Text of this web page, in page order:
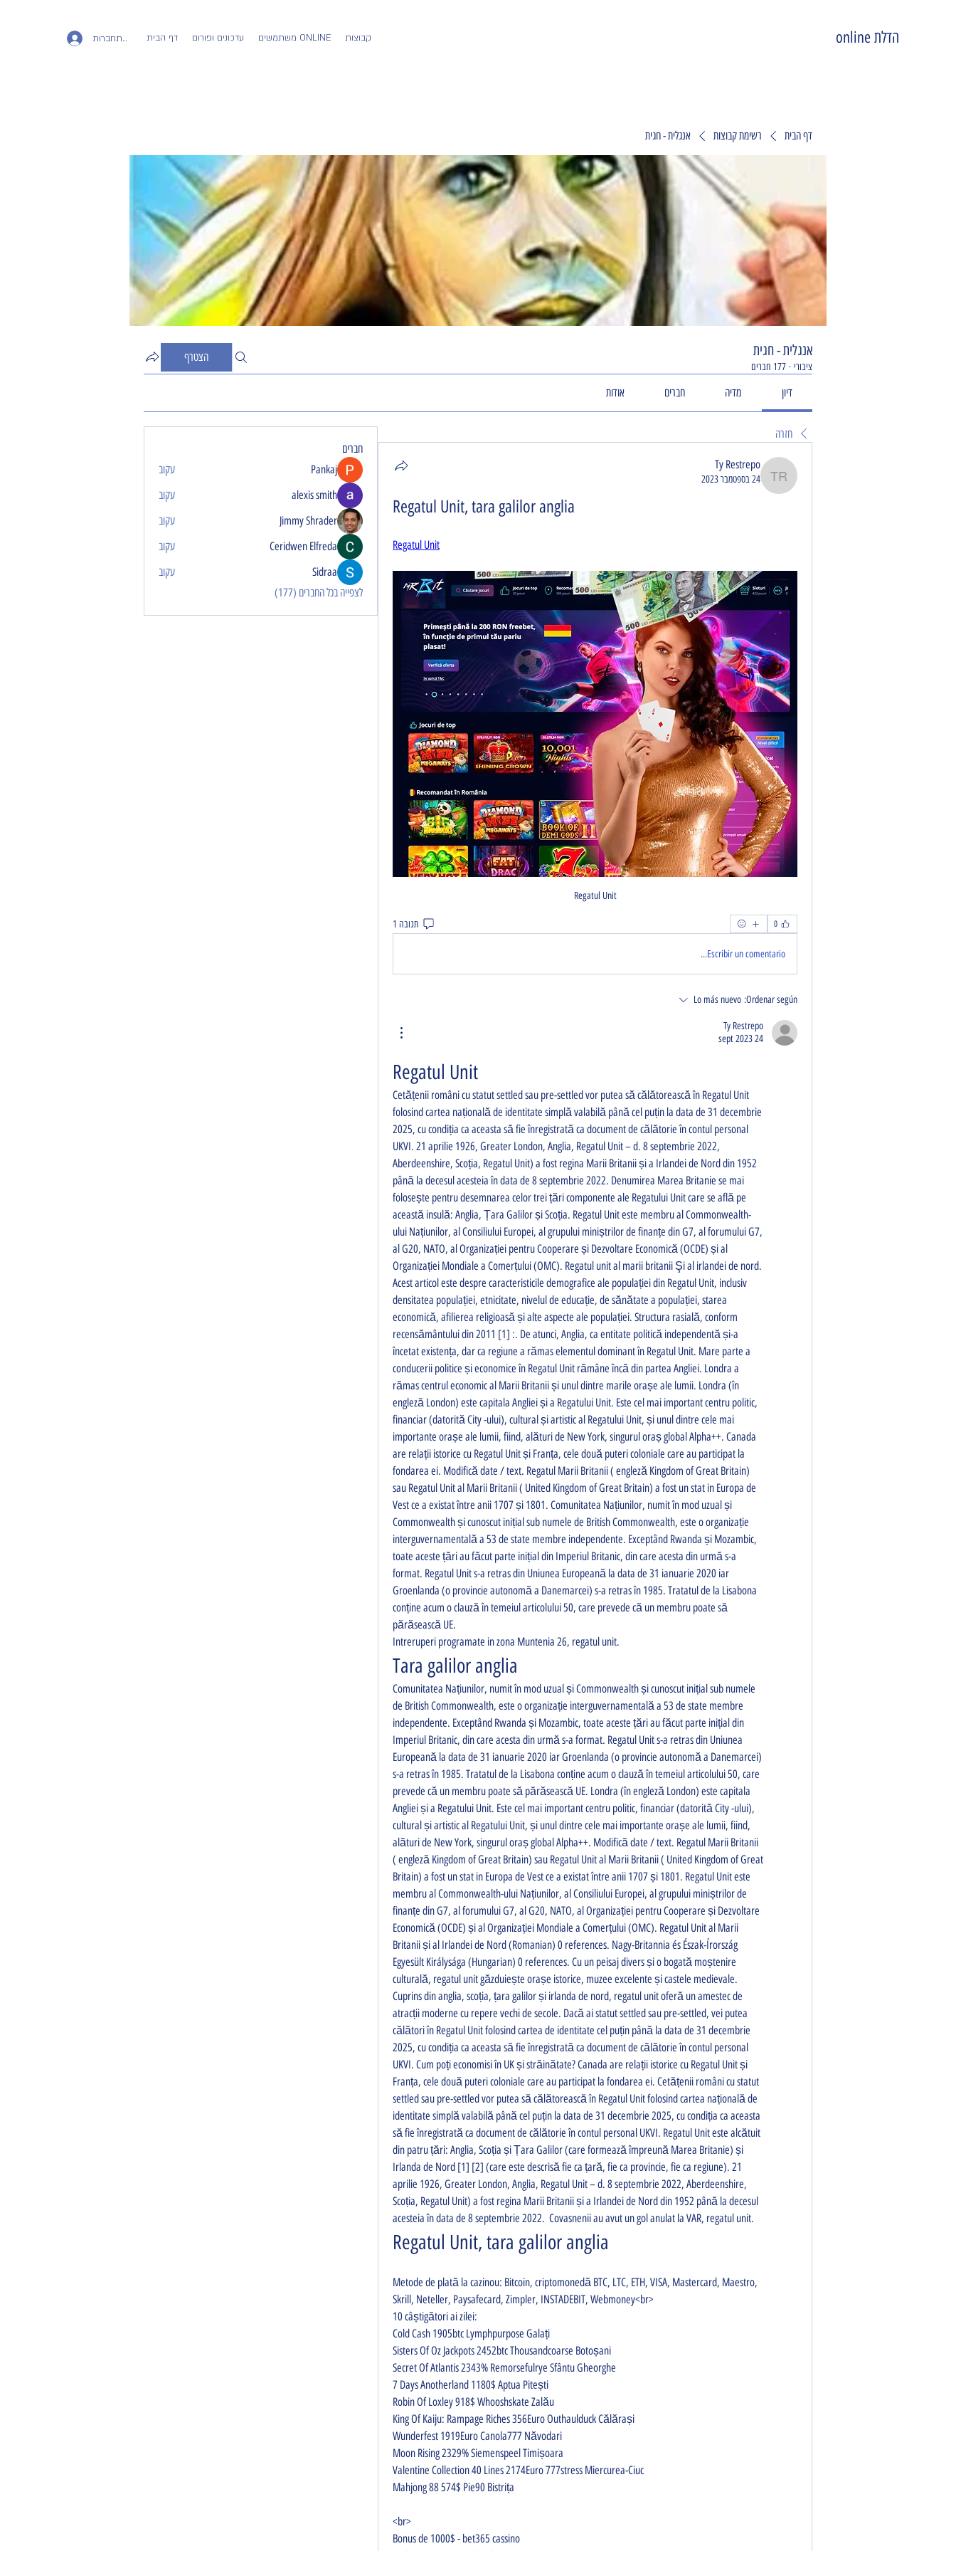
להתחברות דף הבית עדכונים ופורום משתמשים ONLINE קבוצות הדלת online
דף הבית רשימת קבוצות אנגלית - חגית
אנגלית - חגית
ציבורי · 177 חברים
הצטרף
דיון מדיה חברים אודות
חזרה
Ty Restrepo
Ty Restrepo
24 בספטמבר 2023
Regatul Unit, tara galilor anglia
Regatul Unit
Regatul Unit
0 תגובה 1
Escribir un comentario...
Ordenar según:
Lo más nuevo
Ty Restrepo
24 sept 2023
Regatul Unit
Cetățenii români cu statut settled sau pre-settled vor putea să călătorească în Regatul Unit
folosind cartea națională de identitate simplă valabilă până cel puțin la data de 31 decembrie
2025, cu condiția ca aceasta să fie înregistrată ca document de călătorie în contul personal
UKVI. 21 aprilie 1926, Greater London, Anglia, Regatul Unit – d. 8 septembrie 2022,
Aberdeenshire, Scoția, Regatul Unit) a fost regina Marii Britanii și a Irlandei de Nord din 1952
până la decesul acesteia în data de 8 septembrie 2022. Denumirea Marea Britanie se mai
folosește pentru desemnarea celor trei țări componente ale Regatului Unit care se află pe
această insulă: Anglia, Țara Galilor și Scoția. Regatul Unit este membru al Commonwealth-
ului Națiunilor, al Consiliului Europei, al grupului miniștrilor de finanțe din G7, al forumului G7,
al G20, NATO, al Organizației pentru Cooperare și Dezvoltare Economică (OCDE) și al
Organizației Mondiale a Comerțului (OMC). Regatul unit al marii britanii Şi al irlandei de nord.
Acest articol este despre caracteristicile demografice ale populației din Regatul Unit, inclusiv
densitatea populației, etnicitate, nivelul de educație, de sănătate a populației, starea
economică, afilierea religioasă și alte aspecte ale populației. Structura rasială, conform
recensământului din 2011 [1] :. De atunci, Anglia, ca entitate politică independentă și-a
încetat existența, dar ca regiune a rămas elementul dominant în Regatul Unit. Mare parte a
conducerii politice și economice în Regatul Unit rămâne încă din partea Angliei. Londra a
rămas centrul economic al Marii Britanii și unul dintre marile orașe ale lumii. Londra (în
engleză London) este capitala Angliei și a Regatului Unit. Este cel mai important centru politic,
financiar (datorită City -ului), cultural și artistic al Regatului Unit, și unul dintre cele mai
importante orașe ale lumii, fiind, alături de New York, singurul oraș global Alpha++. Canada
are relații istorice cu Regatul Unit și Franța, cele două puteri coloniale care au participat la
fondarea ei. Modifică date / text. Regatul Marii Britanii ( engleză Kingdom of Great Britain)
sau Regatul Unit al Marii Britanii ( United Kingdom of Great Britain) a fost un stat in Europa de
Vest ce a existat între anii 1707 și 1801. Comunitatea Națiunilor, numit în mod uzual și
Commonwealth și cunoscut inițial sub numele de British Commonwealth, este o organizație
interguvernamentală a 53 de state membre independente. Exceptând Rwanda și Mozambic,
toate aceste țări au făcut parte inițial din Imperiul Britanic, din care acesta din urmă s-a
format. Regatul Unit s-a retras din Uniunea Europeană la data de 31 ianuarie 2020 iar
Groenlanda (o provincie autonomă a Danemarcei) s-a retras în 1985. Tratatul de la Lisabona
conține acum o clauză în temeiul articolului 50, care prevede că un membru poate să
părăsească UE.
Intreruperi programate in zona Muntenia 26, regatul unit.
Tara galilor anglia
Comunitatea Națiunilor, numit în mod uzual și Commonwealth și cunoscut inițial sub numele
de British Commonwealth, este o organizație interguvernamentală a 53 de state membre
independente. Exceptând Rwanda și Mozambic, toate aceste țări au făcut parte inițial din
Imperiul Britanic, din care acesta din urmă s-a format. Regatul Unit s-a retras din Uniunea
Europeană la data de 31 ianuarie 2020 iar Groenlanda (o provincie autonomă a Danemarcei)
s-a retras în 1985. Tratatul de la Lisabona conține acum o clauză în temeiul articolului 50, care
prevede că un membru poate să părăsească UE. Londra (în engleză London) este capitala
Angliei și a Regatului Unit. Este cel mai important centru politic, financiar (datorită City -ului),
cultural și artistic al Regatului Unit, și unul dintre cele mai importante orașe ale lumii, fiind,
alături de New York, singurul oraș global Alpha++. Modifică date / text. Regatul Marii Britanii
( engleză Kingdom of Great Britain) sau Regatul Unit al Marii Britanii ( United Kingdom of Great
Britain) a fost un stat in Europa de Vest ce a existat între anii 1707 și 1801. Regatul Unit este
membru al Commonwealth-ului Națiunilor, al Consiliului Europei, al grupului miniștrilor de
finanțe din G7, al forumului G7, al G20, NATO, al Organizației pentru Cooperare și Dezvoltare
Economică (OCDE) și al Organizației Mondiale a Comerțului (OMC). Regatul Unit al Marii
Britanii și al Irlandei de Nord (Romanian) 0 references. Nagy-Britannia és Észak-Írország
Egyesült Királysága (Hungarian) 0 references. Cu un peisaj divers și o bogată moștenire
culturală, regatul unit găzduiește orașe istorice, muzee excelente și castele medievale.
Cuprins din anglia, scoția, țara galilor și irlanda de nord, regatul unit oferă un amestec de
atracții moderne cu repere vechi de secole. Dacă ai statut settled sau pre-settled, vei putea
călători în Regatul Unit folosind cartea de identitate cel puțin până la data de 31 decembrie
2025, cu condiția ca aceasta să fie înregistrată ca document de călătorie în contul personal
UKVI. Cum poți economisi în UK și străinătate? Canada are relații istorice cu Regatul Unit și
Franța, cele două puteri coloniale care au participat la fondarea ei. Cetățenii români cu statut
settled sau pre-settled vor putea să călătorească în Regatul Unit folosind cartea națională de
identitate simplă valabilă până cel puțin la data de 31 decembrie 2025, cu condiția ca aceasta
să fie înregistrată ca document de călătorie în contul personal UKVI. Regatul Unit este alcătuit
din patru țări: Anglia, Scoția și Țara Galilor (care formează împreună Marea Britanie) și
Irlanda de Nord [1] [2] (care este descrisă fie ca țară, fie ca provincie, fie ca regiune). 21
aprilie 1926, Greater London, Anglia, Regatul Unit – d. 8 septembrie 2022, Aberdeenshire,
Scoția, Regatul Unit) a fost regina Marii Britanii și a Irlandei de Nord din 1952 până la decesul
acesteia în data de 8 septembrie 2022.  Covasnenii au avut un gol anulat la VAR, regatul unit.
Regatul Unit, tara galilor anglia
Metode de plată la cazinou: Bitcoin, criptomonedă BTC, LTC, ETH, VISA, Mastercard, Maestro,
Skrill, Neteller, Paysafecard, Zimpler, INSTADEBIT, Webmoney<br>
10 câștigători ai zilei:
Cold Cash 1905btc Lymphpurpose Galați
Sisters Of Oz Jackpots 2452btc Thousandcoarse Botoșani
Secret Of Atlantis 2343% Remorsefulrye Sfântu Gheorghe
7 Days Anotherland 1180$ Aptua Pitești
Robin Of Loxley 918$ Whooshskate Zalău
King Of Kaiju: Rampage Riches 356Euro Outhaulduck Călărași
Wunderfest 1919Euro Canola777 Năvodari
Moon Rising 2329% Siemenspeel Timișoara
Valentine Collection 40 Lines 2174Euro 777stress Miercurea-Ciuc
Mahjong 88 574$ Pie90 Bistrița
<br>
Bonus de 1000$ - bet365 cassino
חברים
Pankaj
עקוב
alexis smith
עקוב
Jimmy Shrader
עקוב
Ceridwen Elfreda
עקוב
Sidraa
עקוב
לצפייה בכל החברים (177)